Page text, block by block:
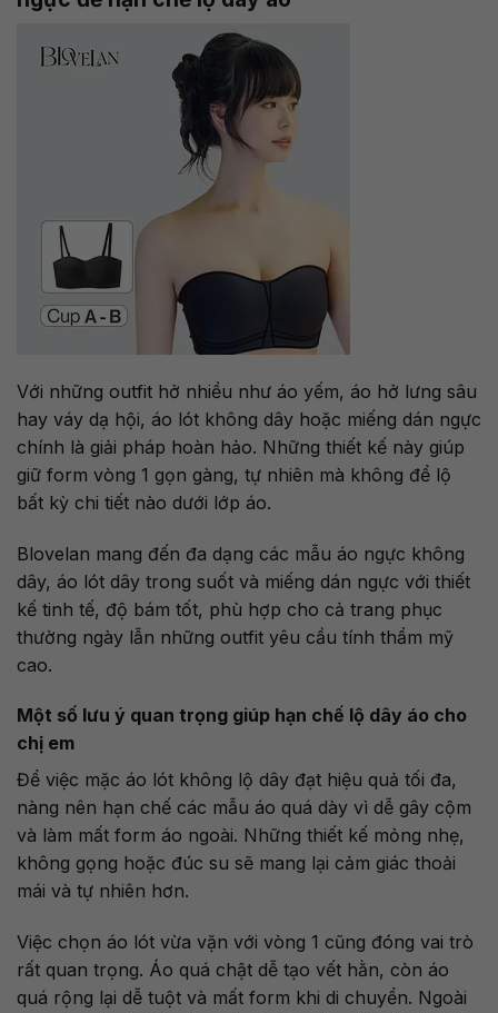
Với những outfit hở nhiều như áo yếm, áo hở lưng sâu
hay váy dạ hội, áo lót không dây hoặc miếng dán ngực
chính là giải pháp hoàn hảo. Những thiết kế này giúp
giữ form vòng 1 gọn gàng, tự nhiên mà không để lộ
bất kỳ chi tiết nào dưới lớp áo.
Blovelan mang đến đa dạng các mẫu áo ngực không
dây, áo lót dây trong suốt và miếng dán ngực với thiết
kế tinh tế, độ bám tốt, phù hợp cho cả trang phục
thường ngày lẫn những outfit yêu cầu tính thẩm mỹ
cao.
Một số lưu ý quan trọng giúp hạn chế lộ dây áo cho
chị em
Để việc mặc áo lót không lộ dây đạt hiệu quả tối đa,
nàng nên hạn chế các mẫu áo quá dày vì dễ gây cộm
và làm mất form áo ngoài. Những thiết kế mỏng nhẹ,
không gọng hoặc đúc su sẽ mang lại cảm giác thoải
mái và tự nhiên hơn.
Việc chọn áo lót vừa vặn với vòng 1 cũng đóng vai trò
rất quan trọng. Áo quá chật dễ tạo vết hằn, còn áo
quá rộng lại dễ tuột và mất form khi di chuyển. Ngoài